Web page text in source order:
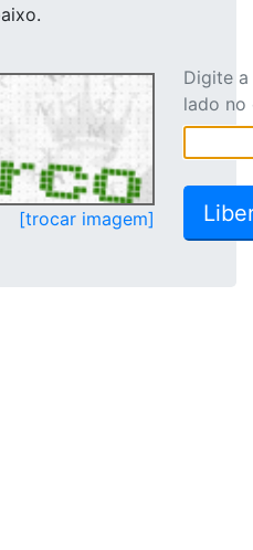
[trocar imagem]
Digite
lado no